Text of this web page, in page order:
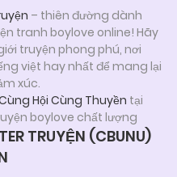
– thiên đường dành
tranh boylove online! Hãy
truyện phong phú, nơi
việt hay nhất để mang lại
xúc.
Hội Cùng Thuyền tại
boylove chất lượng
TRUYỆN (CBUNU)